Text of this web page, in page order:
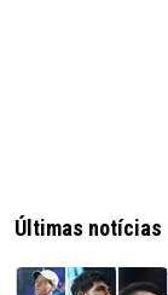
Últimas notícias